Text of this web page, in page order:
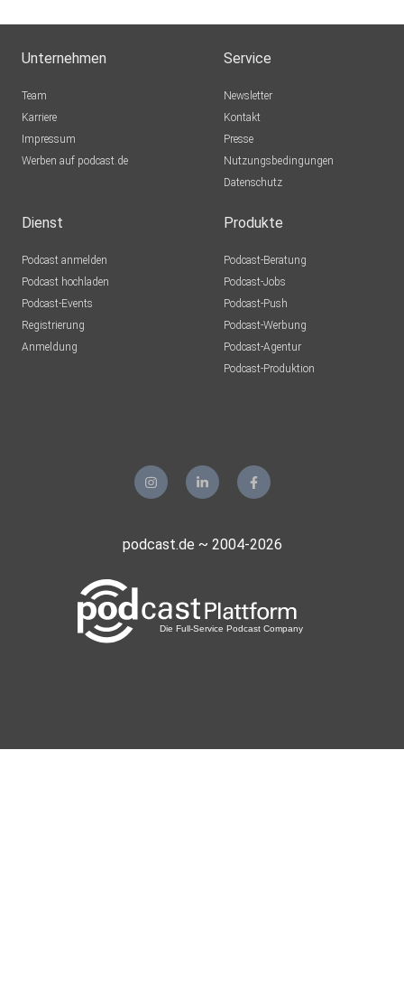
Unternehmen
Team
Karriere
Impressum
Werben auf podcast.de
Service
Newsletter
Kontakt
Presse
Nutzungsbedingungen
Datenschutz
Dienst
Podcast anmelden
Podcast hochladen
Podcast-Events
Registrierung
Anmeldung
Produkte
Podcast-Beratung
Podcast-Jobs
Podcast-Push
Podcast-Werbung
Podcast-Agentur
Podcast-Produktion
podcast.de ~ 2004-2026